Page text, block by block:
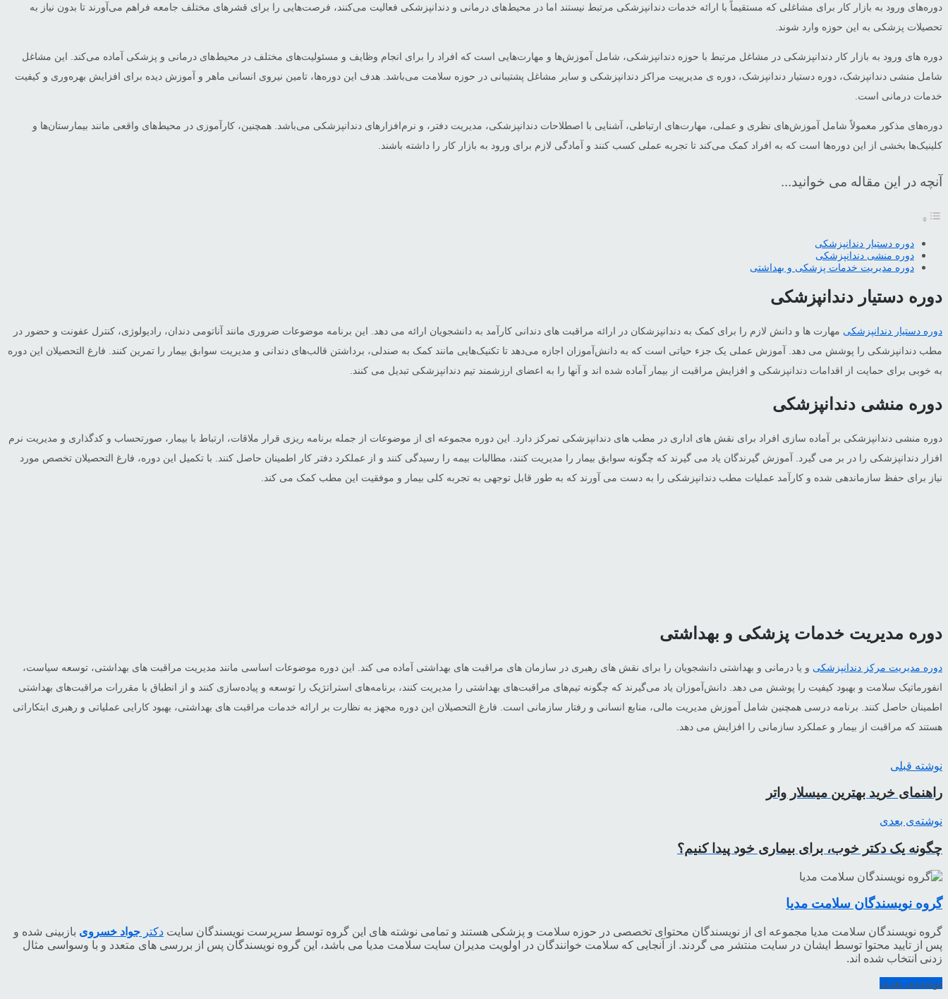
دوره‌های ورود به بازار کار برای مشاغلی که مستقیماً با ارائه خدمات دندانپزشکی مرتبط نیستند اما در محیط‌های درمانی و دندانپزشکی فعالیت می‌کنند، فرصت‌هایی را برای قشرهای مختلف جامعه فراهم می‌آورند تا بدون نیاز به
تحصیلات پزشکی به این حوزه وارد شوند.
دوره های ورود به بازار کار دندانپزشکی در مشاغل مرتبط با حوزه دندانپزشکی، شامل آموزش‌ها و مهارت‌هایی است که افراد را برای انجام وظایف و مسئولیت‌های مختلف در محیط‌های درمانی و پزشکی آماده می‌کند. این مشاغل
شامل منشی دندانپزشک، دوره دستیار دندانپزشک، دوره ی مدیرییت مراکز دندانپزشکی و سایر مشاغل پشتیبانی در حوزه سلامت می‌باشد. هدف این دوره‌ها، تامین نیروی انسانی ماهر و آموزش دیده برای افزایش بهره‌وری و کیفیت
خدمات درمانی است.
دوره‌های مذکور معمولاً شامل آموزش‌های نظری و عملی، مهارت‌های ارتباطی، آشنایی با اصطلاحات دندانپزشکی، مدیریت دفتر، و نرم‌افزارهای دندانپزشکی می‌باشد. همچنین، کارآموزی در محیط‌های واقعی مانند بیمارستان‌ها و
کلینیک‌ها بخشی از این دوره‌ها است که به افراد کمک می‌کند تا تجربه عملی کسب کنند و آمادگی لازم برای ورود به بازار کار را داشته باشند.
آنچه در این مقاله می خوانید...
دوره دستیار دندانپزشکی
دوره منشی دندانپزشکی
دوره مدیریت خدمات پزشکی و بهداشتی
دوره دستیار دندانپزشکی
دوره دستیار دندانپزشکی مهارت ها و دانش لازم را برای کمک به دندانپزشکان در ارائه مراقبت های دندانی کارآمد به دانشجویان ارائه می دهد. این برنامه موضوعات ضروری مانند آناتومی دندان، رادیولوژی، کنترل عفونت و حضور در
مطب دندانپزشکی را پوشش می دهد. آموزش عملی یک جزء حیاتی است که به دانش‌آموزان اجازه می‌دهد تا تکنیک‌هایی مانند کمک به صندلی، برداشتن قالب‌های دندانی و مدیریت سوابق بیمار را تمرین کنند. فارغ التحصیلان این دوره
به خوبی برای حمایت از اقدامات دندانپزشکی و افزایش مراقبت از بیمار آماده شده اند و آنها را به اعضای ارزشمند تیم دندانپزشکی تبدیل می کنند.
دوره منشی دندانپزشکی
دوره منشی دندانپزشکی بر آماده سازی افراد برای نقش های اداری در مطب های دندانپزشکی تمرکز دارد. این دوره مجموعه ای از موضوعات از جمله برنامه ریزی قرار ملاقات، ارتباط با بیمار، صورتحساب و کدگذاری و مدیریت نرم
افزار دندانپزشکی را در بر می گیرد. آموزش گیرندگان یاد می گیرند که چگونه سوابق بیمار را مدیریت کنند، مطالبات بیمه را رسیدگی کنند و از عملکرد دفتر کار اطمینان حاصل کنند. با تکمیل این دوره، فارغ التحصیلان تخصص مورد
نیاز برای حفظ سازماندهی شده و کارآمد عملیات مطب دندانپزشکی را به دست می آورند که به طور قابل توجهی به تجربه کلی بیمار و موفقیت این مطب کمک می کند.
دوره مدیریت خدمات پزشکی و بهداشتی
دوره مدیریت مرکز دندانپزشکی و یا درمانی و بهداشتی دانشجویان را برای نقش های رهبری در سازمان های مراقبت های بهداشتی آماده می کند. این دوره موضوعات اساسی مانند مدیریت مراقبت های بهداشتی، توسعه سیاست،
انفورماتیک سلامت و بهبود کیفیت را پوشش می دهد. دانش‌آموزان یاد می‌گیرند که چگونه تیم‌های مراقبت‌های بهداشتی را مدیریت کنند، برنامه‌های استراتژیک را توسعه و پیاده‌سازی کنند و از انطباق با مقررات مراقبت‌های بهداشتی
اطمینان حاصل کنند. برنامه درسی همچنین شامل آموزش مدیریت مالی، منابع انسانی و رفتار سازمانی است. فارغ التحصیلان این دوره مجهز به نظارت بر ارائه خدمات مراقبت های بهداشتی، بهبود کارایی عملیاتی و رهبری ابتکاراتی
هستند که مراقبت از بیمار و عملکرد سازمانی را افزایش می دهد.
نوشته قبلی
راهنمای خرید بهترین میسلار واتر
نوشته‌ی بعدی
چگونه یک دکتر خوب، برای بیماری خود پیدا کنیم؟
گروه نویسندگان سلامت مدیا
گروه نویسندگان سلامت مدیا مجموعه ای از نویسندگان محتوای تخصصی در حوزه سلامت و پزشکی هستند و تمامی نوشته های این گروه توسط سرپرست نویسندگان سایت دکتر جواد خسروی بازبینی شده و
پس از تایید محتوا توسط ایشان در سایت منتشر می گردند. از آنجایی که سلامت خوانندگان در اولویت مدیران سایت سلامت مدیا می باشد، این گروه نویسندگان پس از بررسی های متعدد و با وسواسی مثال
زدنی انتخاب شده اند.
نوشته‌ی بعدی